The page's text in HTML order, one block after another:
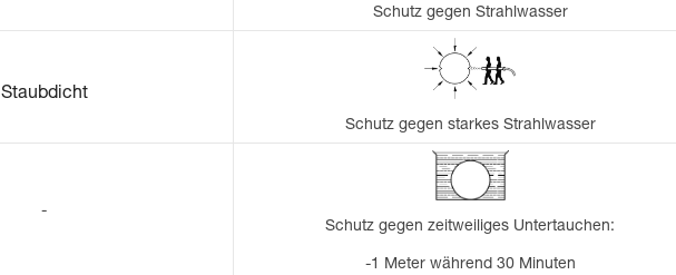
Schutz gegen Strahlwasser
Staubdicht
Schutz gegen starkes Strahlwasser
-
Schutz gegen zeitweiliges Untertauchen:
-1 Meter während 30 Minuten